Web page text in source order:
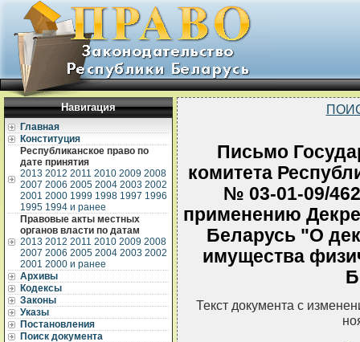
Навигация
Главная
Конституция
Республиканское право по
дате принятия
2013 2012 2011 2010 2009 2008
2007 2006 2005 2004 2003 2002
2001 2000 1999 1998 1997 1996
1995 1994 и ранее
Правовые акты местных
органов власти по датам
2013 2012 2011 2010 2009 2008
2007 2006 2005 2004 2003 2002
2001 2000 и ранее
Архивы
Кодексы
Законы
Указы
Постановления
Поиск документа
Письмо
комитета
№ 03-01-09/
применению
Беларусь "О
имущества
Текст документа с